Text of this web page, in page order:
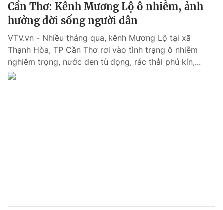
Góc doanh nghiệp
Truyền hình
Phim VTV
Hậu trường
Nhân vật
Giải trí
Điện ảnh
Âm nhạc
Đời sống
Cần Thơ: Kênh Mương Lộ ô nhiễm, ảnh
hưởng đời sống người dân
VTV.vn - Nhiều tháng qua, kênh Mương Lộ tại xã
Thạnh Hòa, TP Cần Thơ rơi vào tình trạng ô nhiễm
nghiêm trọng, nước đen tù đọng, rác thải phủ kín,...